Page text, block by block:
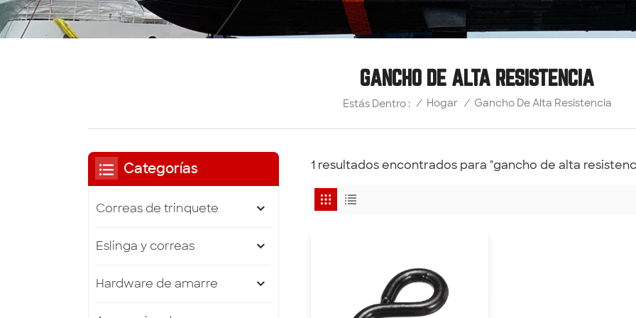
GANCHO DE ALTA RESISTENCIA
Estás Dentro : / Hogar / Gancho De Alta Resistencia
1 resultados encontrados para "gancho de alta
Categorías
Correas de trinquete
Eslinga y correas
Hardware de amarre